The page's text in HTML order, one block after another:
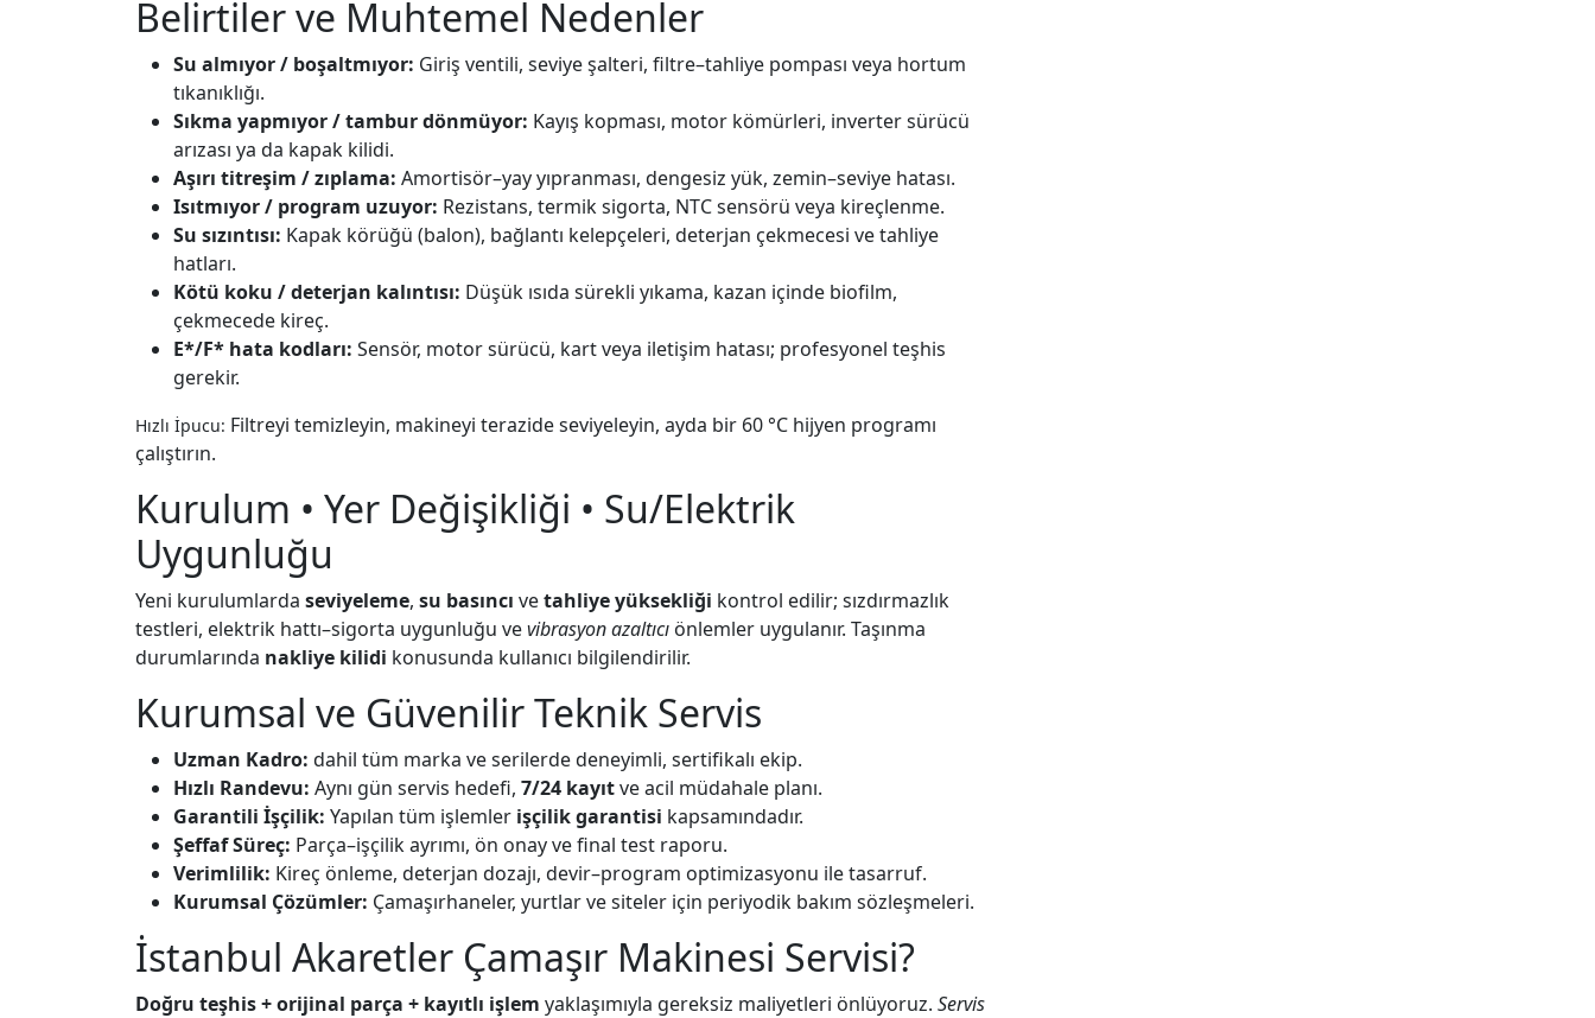
Belirtiler ve Muhtemel Nedenler
Su almıyor / boşaltmıyor: Giriş ventili, seviye şalteri, filtre–tahliye pompası veya hortum
tıkanıklığı.
Sıkma yapmıyor / tambur dönmüyor: Kayış kopması, motor kömürleri, inverter sürücü
arızası ya da kapak kilidi.
Aşırı titreşim / zıplama: Amortisör–yay yıpranması, dengesiz yük, zemin–seviye hatası.
Isıtmıyor / program uzuyor: Rezistans, termik sigorta, NTC sensörü veya kireçlenme.
Su sızıntısı: Kapak körüğü (balon), bağlantı kelepçeleri, deterjan çekmecesi ve tahliye
hatları.
Kötü koku / deterjan kalıntısı: Düşük ısıda sürekli yıkama, kazan içinde biofilm,
çekmecede kireç.
E*/F* hata kodları: Sensör, motor sürücü, kart veya iletişim hatası; profesyonel teşhis
gerekir.
Hızlı İpucu: Filtreyi temizleyin, makineyi terazide seviyeleyin, ayda bir 60 °C hijyen programı
çalıştırın.
Kurulum • Yer Değişikliği • Su/Elektrik
Uygunluğu
Yeni kurulumlarda seviyeleme, su basıncı vetahliye yüksekliği kontrol edilir; sızdırmazlık
testleri, elektrik hattı–sigorta uygunluğu vevibrasyon azaltıcı önlemler uygulanır. Taşınma
durumlarında nakliye kilidi konusunda kullanıcı bilgilendirilir.
Kurumsal ve Güvenilir Teknik Servis
Uzman Kadro: dahil tüm marka ve serilerde deneyimli, sertifikalı ekip.
Hızlı Randevu: Aynı gün servis hedefi, 7/24 kayıtve acil müdahale planı.
Garantili İşçilik: Yapılan tüm işlemler işçilik garantisi kapsamındadır.
Şeffaf Süreç: Parça–işçilik ayrımı, ön onay ve final test raporu.
Verimlilik: Kireç önleme, deterjan dozajı, devir–program optimizasyonu ile tasarruf.
Kurumsal Çözümler: Çamaşırhaneler, yurtlar ve siteler için periyodik bakım sözleşmeleri.
İstanbul Akaretler Çamaşır Makinesi Servisi?
Doğru teşhis + orijinal parça + kayıtlı işlem yaklaşımıyla gereksiz maliyetleri önlüyoruz. Servis